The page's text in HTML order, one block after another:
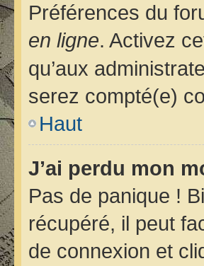
Préférences du
en ligne. Activez
qu’aux
serez compté(e)
Haut
J’ai perdu mon
Pas de panique !
récupéré, il peut
de connexion et